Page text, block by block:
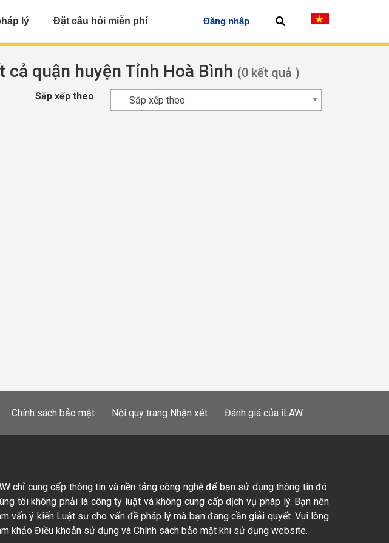
lý Đặt câu hỏi miễn phí Đăng nhập
quận huyện Tỉnh Hoà Bình (0 kết quả )
Sắp xếp theo Sắp xếp theo
Chính sách bảo mật Nội quy trang Nhận xét Đánh giá của iLAW
chỉ cung cấp thông tin và nền tảng công nghệ để bạn sử dụng thông tin đó.
tôi không phải là công ty luật và không cung cấp dịch vụ pháp lý. Bạn nên
vấn ý kiến Luật sư cho vấn đề pháp lý mà bạn đang cần giải quyết. Vui lòng
khảo Điều khoản sử dụng và Chính sách bảo mật khi sử dụng website.